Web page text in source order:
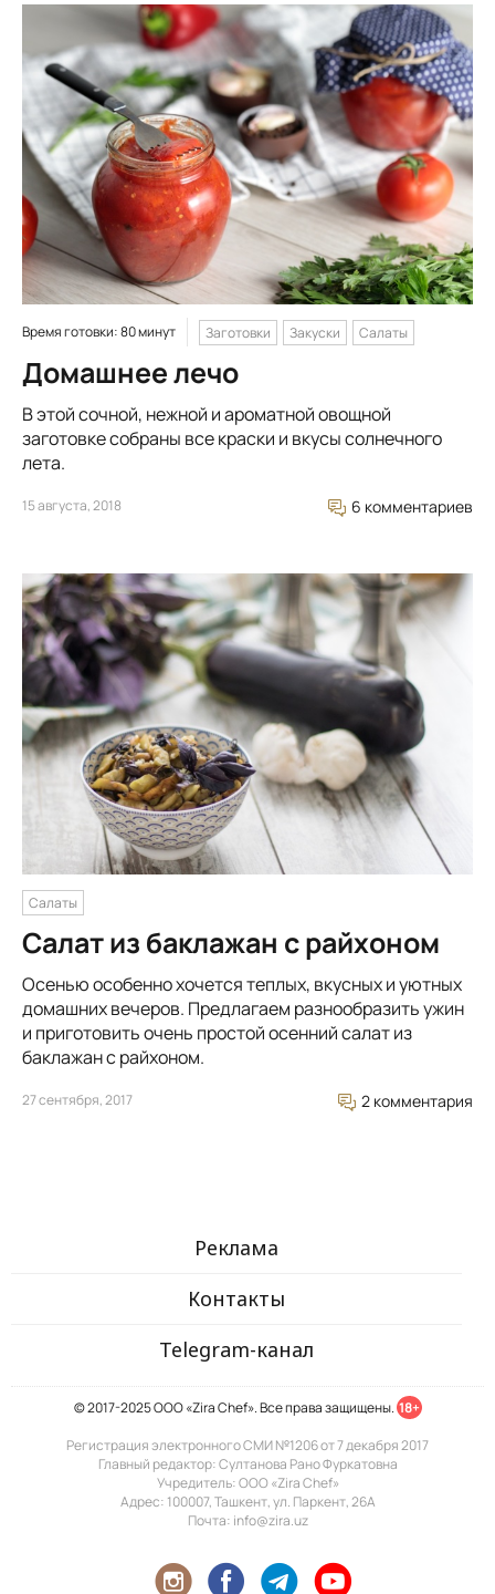
Время готовки: 80 минут Заготовки Закуски Салаты
Домашнее лечо
В этой сочной, нежной и ароматной овощной
заготовке собраны все краски и вкусы солнечного
лета.
15 августа, 2018 6 комментариев
Салаты
Салат из баклажан с райхоном
Осенью особенно хочется теплых, вкусных и уютных
домашних вечеров. Предлагаем разнообразить ужин
и приготовить очень простой осенний салат из
баклажан с райхоном.
27 сентября, 2017 2 комментария
Реклама
Контакты
Telegram-канал
© 2017-2025 ООО «Zira Chef». Все права защищены. 18+
Регистрация электронного СМИ №1206 от 7 декабря 2017
Главный редактор: Султанова Рано Фуркатовна
Учредитель: ООО «Zira Chef»
Адрес: 100007, Ташкент, ул. Паркент, 26А
Почта: info@zira.uz